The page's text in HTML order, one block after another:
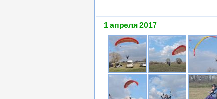
1 апреля 2017